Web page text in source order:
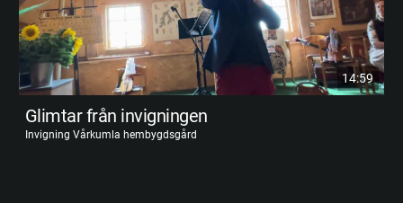
14:59
Glimtar från invigningen
Invigning Vårkumla hembygdsgård